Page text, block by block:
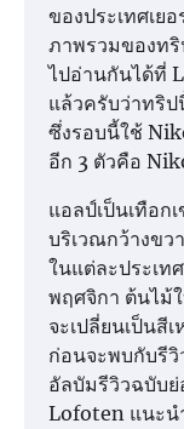
ของประเทศเย
ภาพรวมของท
ไปอ่านกันได้ที่
แล้วครับว่าทริ
ซึ่งรอบนี้ใช้
อีก 3 ตัวคือ
แอลป์เป็นเทือก
บริเวณกว้างขว
ในแต่ละประเท
พฤศจิกา ต้นไม้
จะเปลี่ยนเป็นสี
ก่อนจะพบกับรีวิ
อัลบัมรีวิวฉบับ
Lofoten แนะน